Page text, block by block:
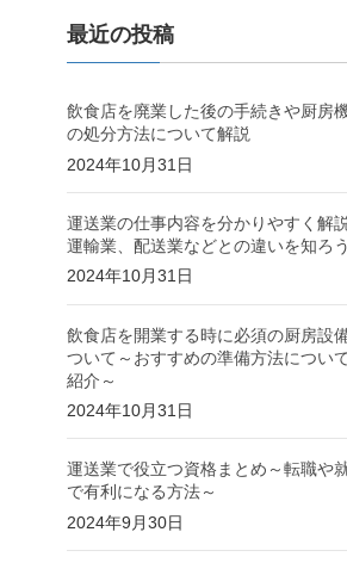
最近の投稿
飲食店を廃業した後の手続きや厨房
の処分方法について解説
2024年10月31日
運送業の仕事内容を分かりやすく解説
運輸業、配送業などとの違いを知ろう
2024年10月31日
飲食店を開業する時に必須の厨房設
ついて～おすすめの準備方法につい
紹介～
2024年10月31日
運送業で役立つ資格まとめ～転職や
で有利になる方法～
2024年9月30日